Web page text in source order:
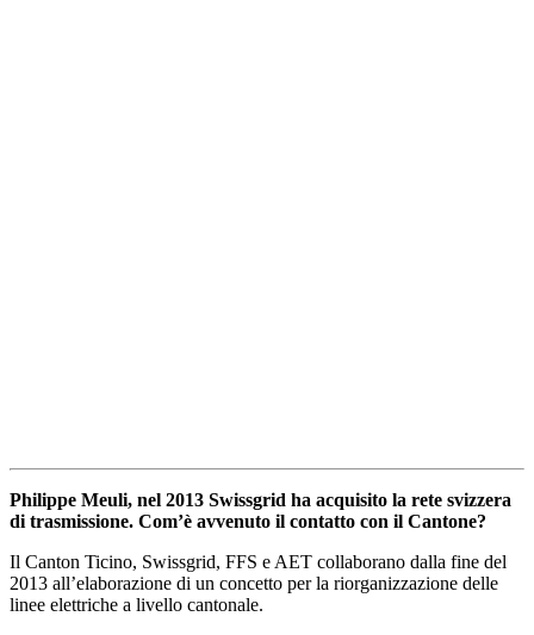
Philippe Meuli, nel 2013 Swissgrid ha acquisito la rete svizzera
di trasmissione. Com’è avvenuto il contatto con il Cantone?
Il Canton Ticino, Swissgrid, FFS e AET collaborano dalla fine del
2013 all’elaborazione di un concetto per la riorganizzazione delle
linee elettriche a livello cantonale.